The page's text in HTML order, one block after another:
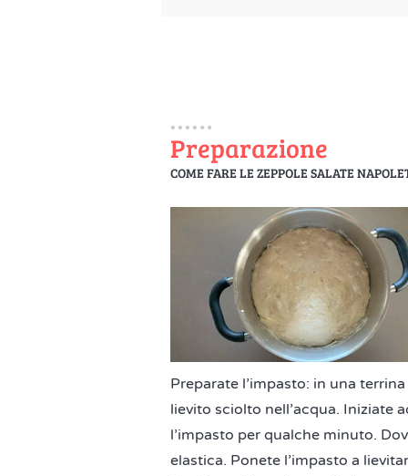
Preparazione
COME FARE LE ZEPPOLE SALATE
Preparate l’impasto: in una
lievito sciolto nell’acqua. Iniziate
l’impasto per qualche minuto.
elastica. Ponete l’impasto a